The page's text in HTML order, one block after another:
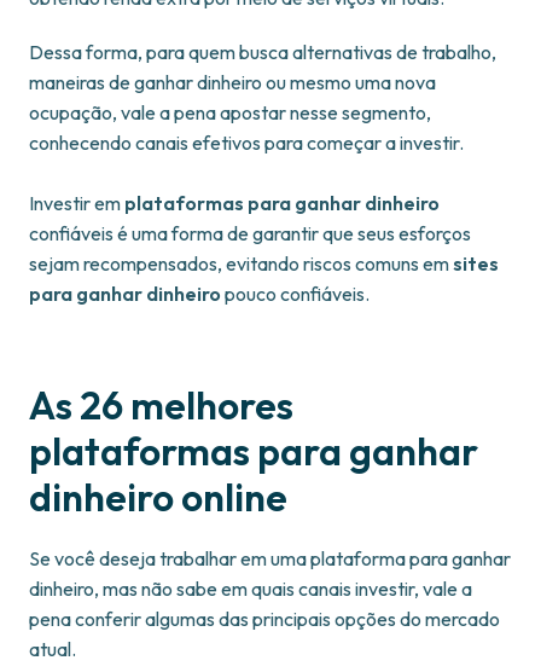
Dessa forma, para quem busca alternativas de trabalho,
maneiras de ganhar dinheiro ou mesmo uma nova
ocupação, vale a pena apostar nesse segmento,
conhecendo canais efetivos para começar a investir.
Investir em plataformas para ganhar dinheiro
confiáveis é uma forma de garantir que seus esforços
sejam recompensados, evitando riscos comuns emsites
para ganhar dinheiro pouco confiáveis.
As 26 melhores
plataformas para ganhar
dinheiro online
Se você deseja trabalhar em uma plataforma para ganhar
dinheiro, mas não sabe em quais canais investir, vale a
pena conferir algumas das principais opções do mercado
atual.